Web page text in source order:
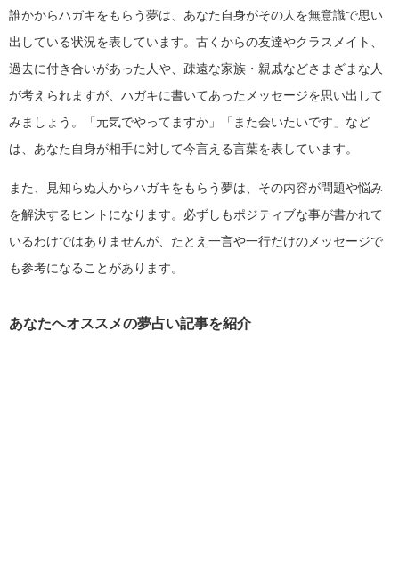
誰かからハガキをもらう夢は、あなた自身がその人を無意識で思い
出している状況を表しています。古くからの友達やクラスメイト、
過去に付き合いがあった人や、疎遠な家族・親戚などさまざまな人
が考えられますが、ハガキに書いてあったメッセージを思い出して
みましょう。「元気でやってますか」「また会いたいです」など
は、あなた自身が相手に対して今言える言葉を表しています。
また、見知らぬ人からハガキをもらう夢は、その内容が問題や悩み
を解決するヒントになります。必ずしもポジティブな事が書かれて
いるわけではありませんが、たとえ一言や一行だけのメッセージで
も参考になることがあります。
あなたへオススメの夢占い記事を紹介